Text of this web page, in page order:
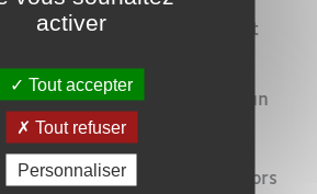
choses incroyables se sont
geste d’une élégance et d’un
de la part des joueurs
eux qui demandèrent aux
de revenir sur le terrain. Alors
activer
Tout accepter
Tout refuser
Personnaliser